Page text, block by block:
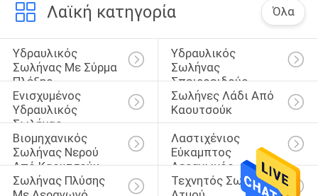
Λαϊκή κατηγορία Όλα
Υδραυλικός
Σωλήνας Με Σύρμα
Πλέξης
Υδραυλικός
Σωλήνας
Σπειροειδούς
Καλωδίου
Ενισχυμένος
Υδραυλικός
Σωλήνας
Σωλήνες Λάδι Από
Καουτσούκ
Βιομηχανικός
Σωλήνας Νερού
Από Καουτσούκ
Λαστιχένιος
Εύκαμπτος
Αεραγωγός
Σωλήνας Πλύσης
Τεχνητός Σωλήνας